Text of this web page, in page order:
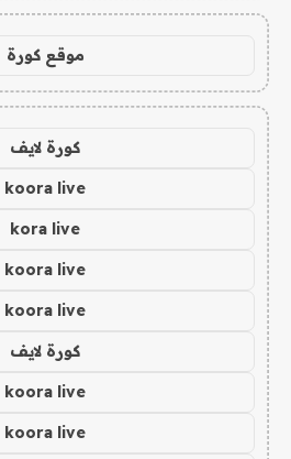
موقع كورة
كورة لايف
koora live
kora live
koora live
koora live
كورة لايف
koora live
koora live